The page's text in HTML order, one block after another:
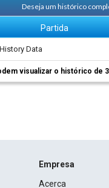
Deseja um histórico
Partida
Data
visualizar o histórico de
Empresa
Acerca